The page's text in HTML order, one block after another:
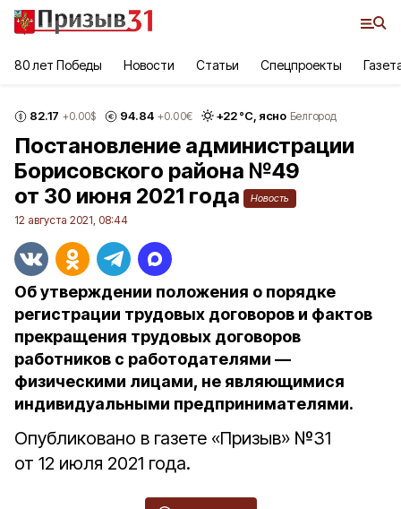
80 лет Победы Новости Статьи Спецпроекты
82.17 +0.00$ 94.84 +0.00€ +22°С, ясно Белгород
Постановление администрации
Борисовского района №49
от 30 июня 2021 года
Новость
12 августа 2021, 08:44
Об утверждении положения о порядке
регистрации трудовых договоров и фактов
прекращения трудовых договоров
работников с работодателями —
физическими лицами, не являющимися
индивидуальными предпринимателями.
Опубликовано в газете «Призыв» №31
от 12 июля 2021 года.